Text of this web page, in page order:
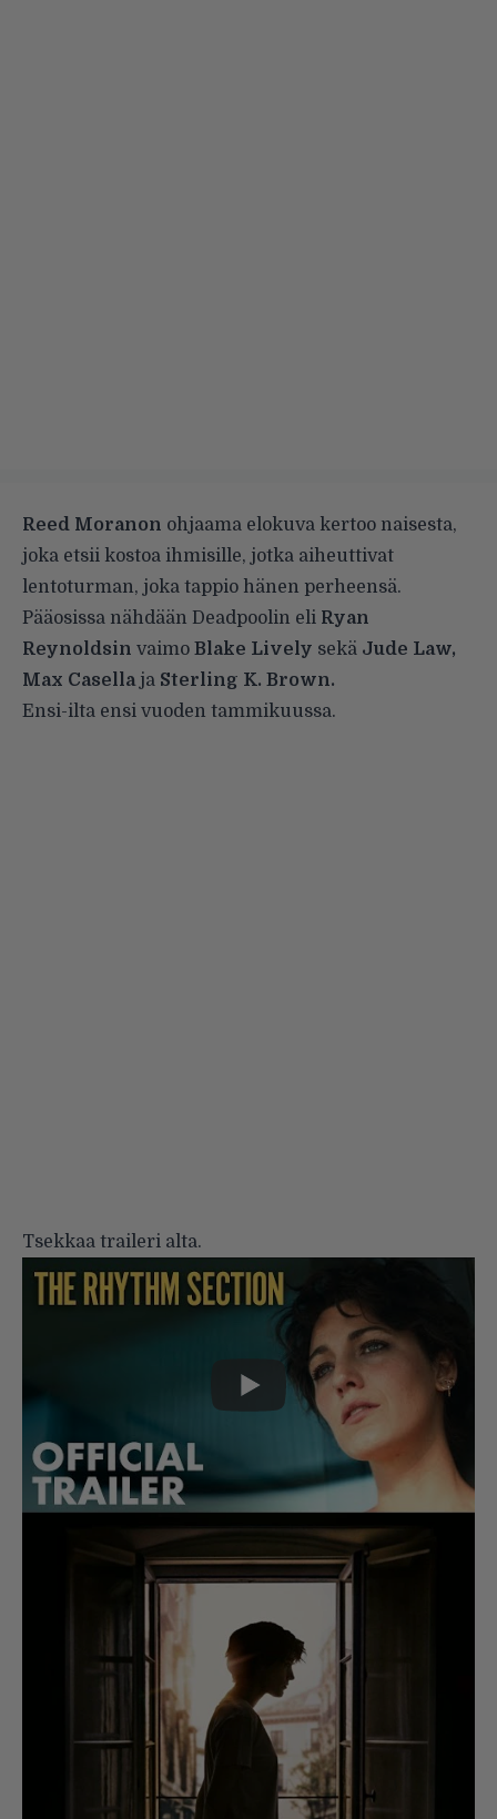
Reed Moranon ohjaama elokuva kertoo naisesta,
joka etsii kostoa ihmisille, jotka aiheuttivat
lentoturman, joka tappio hänen perheensä.
Pääosissa nähdään Deadpoolin eli Ryan
Reynoldsin vaimo Blake Lively sekä Jude Law,
Max Casellaja Sterling K. Brown.
Ensi-ilta ensi vuoden tammikuussa.
Tsekkaa traileri alta.